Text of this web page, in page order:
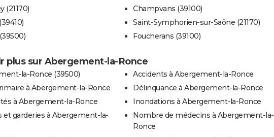
(21170)
Champvans (39100)
Saint-Symphorien-sur-Saône (21170)
Foucherans (39100)
plus sur Abergement-la-Ronce
la-Ronce (39500)
à Abergement-la-Ronce
à Abergement-la-Ronce
et garderies à Abergement-la-
Accidents à Abergement-la-Ronce
Délinquance à Abergement-la-Ronce
Inondations à Abergement-la-Ronce
Nombre de médecins à Abergement-la-
Ronce